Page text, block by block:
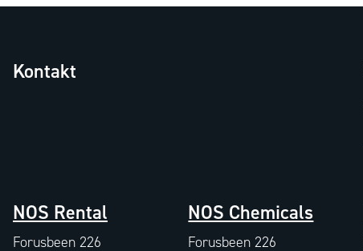
Kontakt
NOS Rental
Forusbeen 226
NOS Chemicals
Forusbeen 226